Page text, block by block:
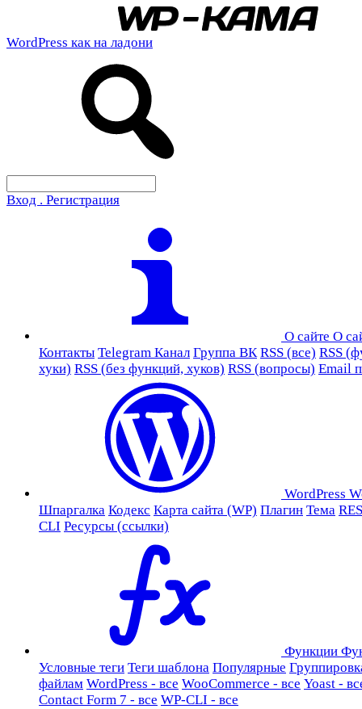
WordPress как на ладони
Вход . Регистрация
О сайте О
Контакты Telegram Канал Группа ВК RSS (все) RSS
хуки) RSS (без функций, хуков) RSS (вопросы) Email
WordPress
Шпаргалка Кодекс Карта сайта (WP) Плагин Тема
CLI Ресурсы (ссылки)
Функции
Условные теги Теги шаблона Популярные
файлам WordPress - все WooCommerce - все Yoast -
Contact Form 7 - все WP-CLI - все